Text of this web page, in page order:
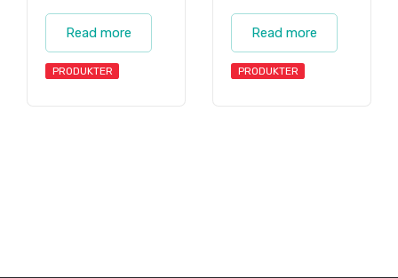
Read more
PRODUKTER
Read more
PRODUKTER